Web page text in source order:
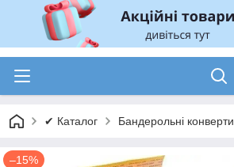
✔ Каталог Бандерольні конверти
–15%